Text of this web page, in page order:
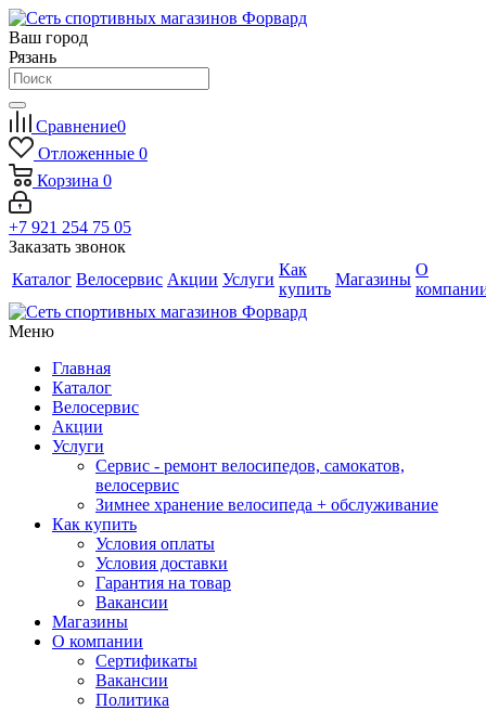
Ваш город
Рязань
Сравнение0
Отложенные 0
Корзина 0
+7 921 254 75 05
Заказать звонок
Каталог Велосервис Акции Услуги
Как
купить
Магазины
О
Меню
Главная
Каталог
Велосервис
Акции
Услуги
Сервис - ремонт велосипедов, самокатов,
велосервис
Зимнее хранение велосипеда + обслуживание
Как купить
Условия оплаты
Условия доставки
Гарантия на товар
Вакансии
Магазины
О компании
Сертификаты
Вакансии
Политика